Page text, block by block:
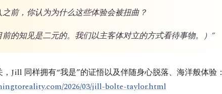
前，你认为为什么这些体验会被扭曲？
前的知见是二元的。我们以主客体对立的方式看待事物。）”
Jill 同样拥有“我是”的证悟以及伴随身心脱落、海洋般体验：
2026/03/jill-bolte-taylor.html